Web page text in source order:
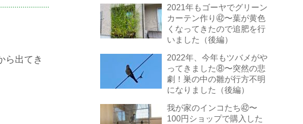
ら出てき
2021年もゴーヤでグリーン
カーテン作り㊷〜葉が黄色
くなってきたので追肥を行
いました（後編）
2022年、今年もツバメがや
ってきました⑧〜突然の悲
劇！巣の中の雛が行方不明
になりました（後編）
我が家のインコたち㊷〜
100円ショップで購入した